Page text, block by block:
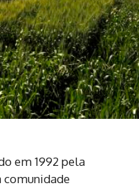
em 1992 pela
comunidade